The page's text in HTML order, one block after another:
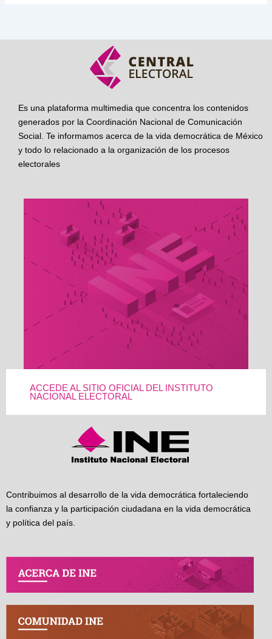
Es una plataforma multimedia que concentra los contenidos
generados por la Coordinación Nacional de Comunicación
Social. Te informamos acerca de la vida democrática de México
y todo lo relacionado a la organización de los procesos
electorales
ACCEDE AL SITIO OFICIAL DEL INSTITUTO
NACIONAL ELECTORAL
Contribuimos al desarrollo de la vida democrática fortaleciendo
la confianza y la participación ciudadana en la vida democrática
y política del país.